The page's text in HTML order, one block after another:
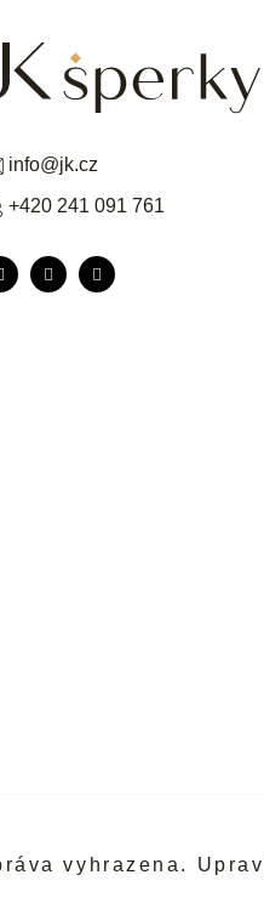
info@jk.cz
+420 241 091 761
vyhrazena.